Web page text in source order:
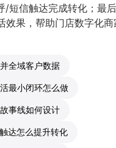
战略合作
产品场景库
/短信触达完成转化；最
效果，帮助门店数字化
全域客户数据
最小闭环怎么做
事线如何设计
达怎么提升转化